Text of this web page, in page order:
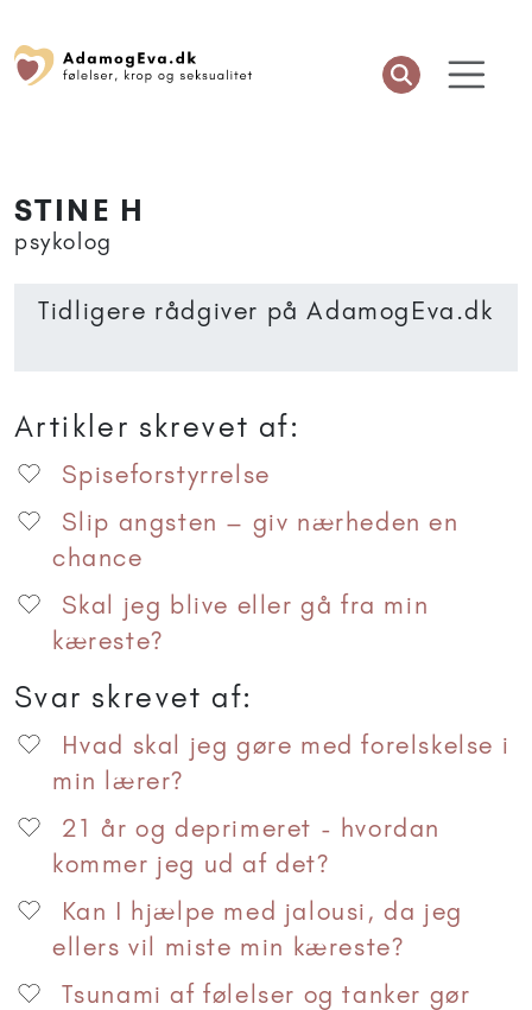
STINE H
psykolog
Tidligere rådgiver på AdamogEva.dk
Artikler skrevet af:
Spiseforstyrrelse
Slip angsten – giv nærheden en
chance
Skal jeg blive eller gå fra min
kæreste?
Svar skrevet af:
Hvad skal jeg gøre med forelskelse i
min lærer?
21 år og deprimeret - hvordan
kommer jeg ud af det?
Kan I hjælpe med jalousi, da jeg
ellers vil miste min kæreste?
Tsunami af følelser og tanker gør